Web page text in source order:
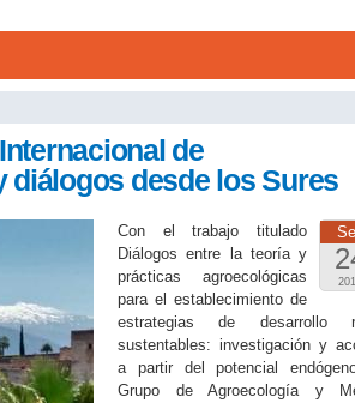
de
desde los Sures
Con el trabajo titulado
Diálogos entre la teoría y
prácticas agroecológicas
para el establecimiento de
estrategias de desarrollo
sustentables: investigación y
a partir del potencial
Grupo de Agroecología y